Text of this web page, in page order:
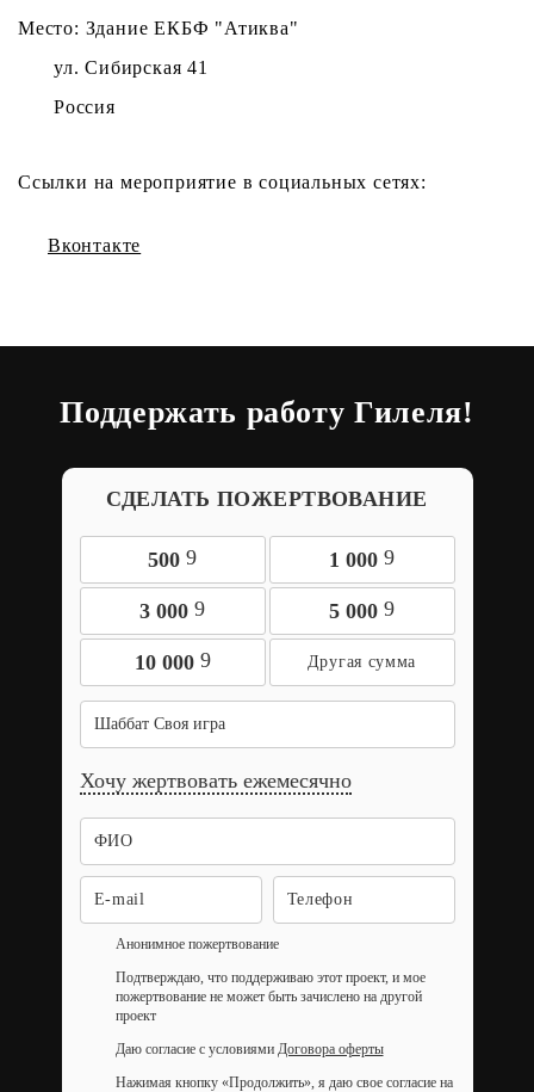
Место: Здание ЕКБФ "Атиква"
ул. Сибирская 41
Россия
Ссылки на мероприятие в социальных сетях:
Вконтакте
Поддержать работу Гилеля!
СДЕЛАТЬ ПОЖЕРТВОВАНИЕ
500 9 1 000 9
3 000 9 5 000 9
10 000 9
Шаббат Своя игра
Хочу жертвовать ежемесячно
Анонимное пожертвование
Подтверждаю, что поддерживаю этот проект, и мое
пожертвование не может быть зачислено на другой
проект
Даю согласие с условиями Договора оферты
Нажимая кнопку «Продолжить», я даю свое согласие на